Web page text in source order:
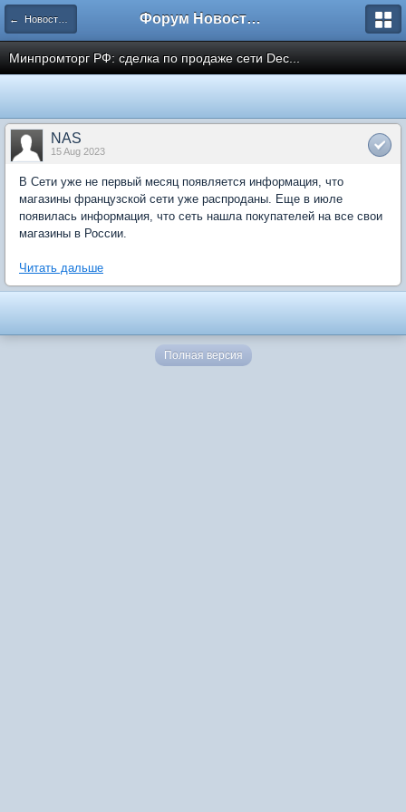
← Новости рынка недвижимости Форум Новостройки
Минпромторг РФ: сделка по продаже сети Dec...
NAS
15 Aug 2023
В Сети уже не первый месяц появляется информация, что
магазины французской сети уже распроданы. Еще в июле
появилась информация, что сеть нашла покупателей на все свои
магазины в России.
Читать дальше
Полная версия